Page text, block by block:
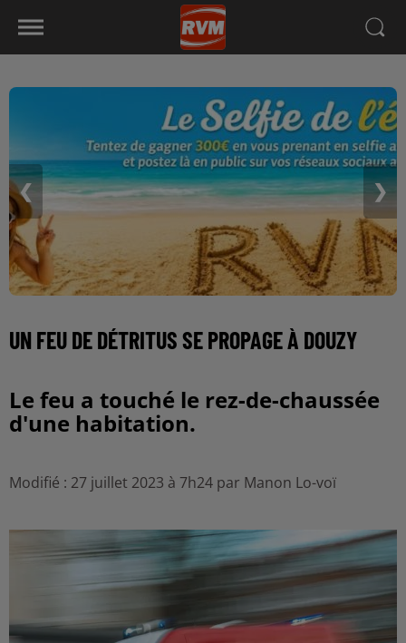
❮ ❯
UN FEU DE DÉTRITUS SE PROPAGE À DOUZY
Le feu a touché le rez-de-chaussée
d'une habitation.
Modifié : 27 juillet 2023 à 7h24 par Manon Lo-voï